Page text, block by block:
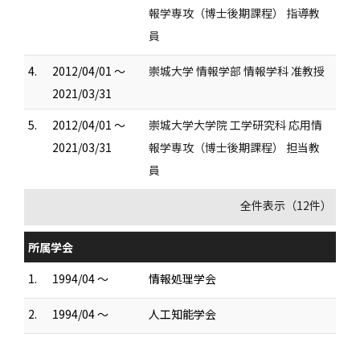
報学専攻（博士後期課程） 指導教
員
4.
2012/04/01 ～
2021/03/31
崇城大学 情報学部 情報学科 准教授
5.
2012/04/01 ～
2021/03/31
崇城大学大学院 工学研究科 応用情
報学専攻（博士後期課程） 担当教
員
全件表示（12件）
所属学会
1.
1994/04 ～ 情報処理学会
2. 1994/04 ～ 人工知能学会